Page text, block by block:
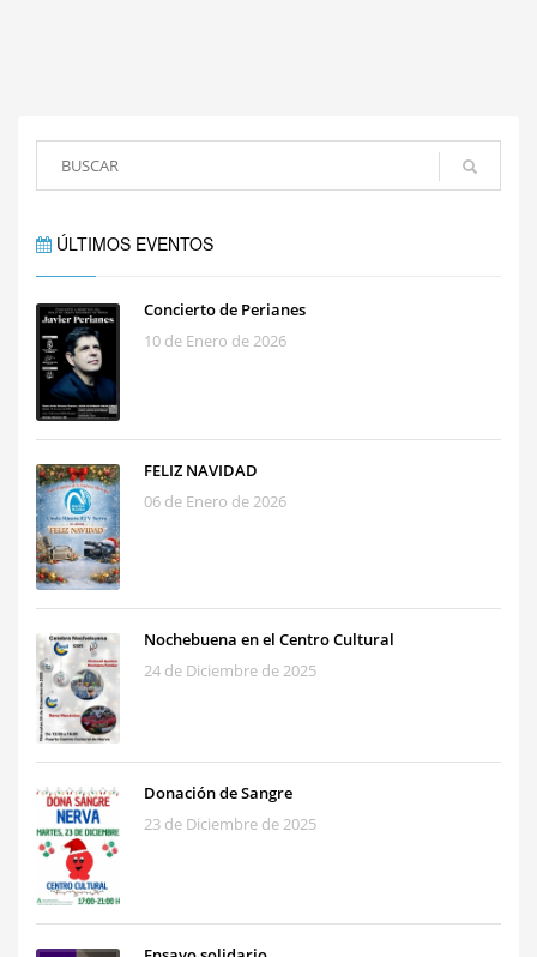
ÚLTIMOS EVENTOS
Concierto de Perianes
10 de Enero de 2026
FELIZ NAVIDAD
06 de Enero de 2026
Nochebuena en el Centro Cultural
24 de Diciembre de 2025
Donación de Sangre
23 de Diciembre de 2025